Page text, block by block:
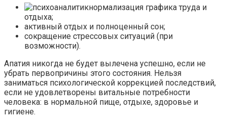
нормализация графика труда и
отдыха;
активный отдых и полноценный сон;
сокращение стрессовых ситуаций (при
возможности).
Апатия никогда не будет вылечена успешно, если не
убрать первопричины этого состояния. Нельзя
заниматься психологической коррекцией последствий,
если не удовлетворены витальные потребности
человека: в нормальной пище, отдыхе, здоровье и
гигиене.